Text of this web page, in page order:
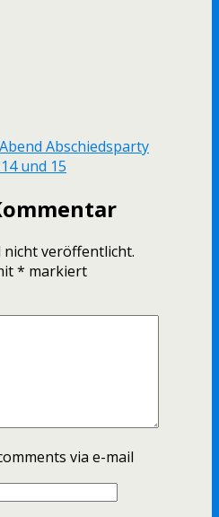
Abschiedsparty
und 15
nicht veröffentlicht.
* markiert
via e-mail